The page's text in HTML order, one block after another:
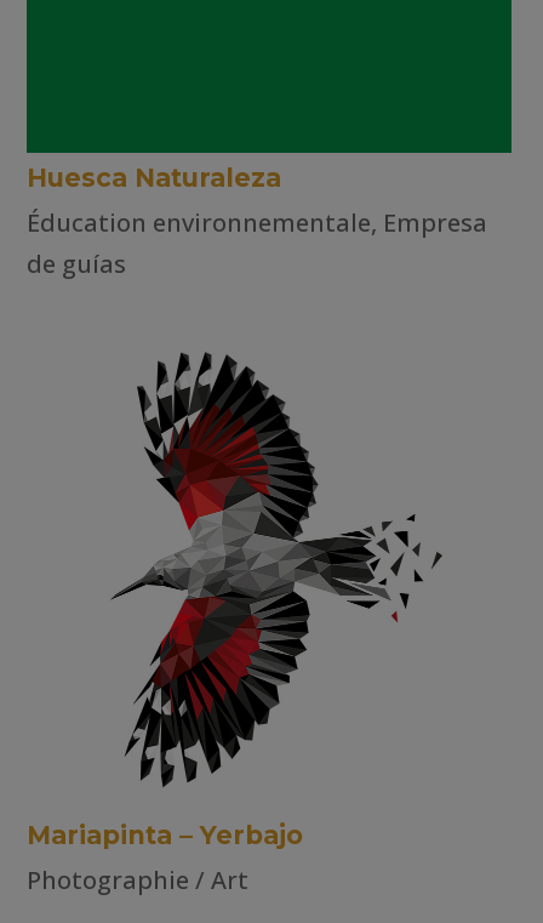
Huesca Naturaleza
Éducation environnementale, Empresa
de guías
Mariapinta – Yerbajo
Photographie / Art